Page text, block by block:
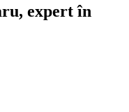
expert în